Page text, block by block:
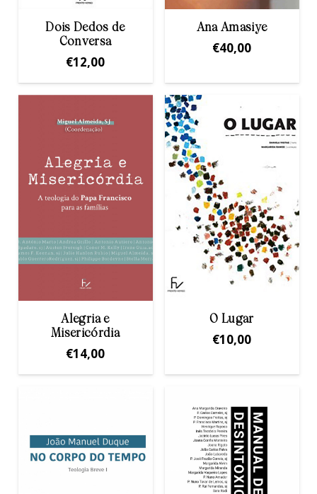
Dois Dedos de
Conversa
€12,00
Ana Amasiye
€40,00
Alegria e
Misericórdia
€14,00
O Lugar
€10,00